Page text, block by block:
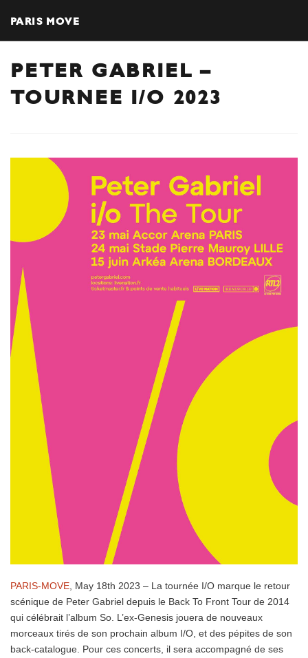
PARIS MOVE
PETER GABRIEL –
TOURNEE I/O 2023
PARIS-MOVE , May 18th 2023 – La tournée I/O marque le retour
scénique de Peter Gabriel depuis le Back To Front Tour de 2014
qui célébrait l’album So. L’ex-Genesis jouera de nouveaux
morceaux tirés de son prochain album I/O, et des pépites de son
back-catalogue. Pour ces concerts, il sera accompagné de ses